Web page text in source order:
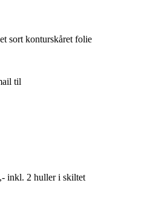
sort konturskåret folie
til
inkl. 2 huller i skiltet